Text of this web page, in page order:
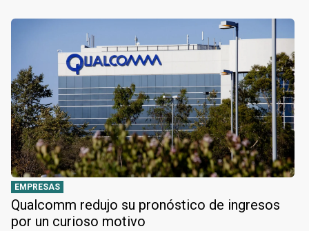
EMPRESAS
Qualcomm redujo su pronóstico de ingresos
por un curioso motivo